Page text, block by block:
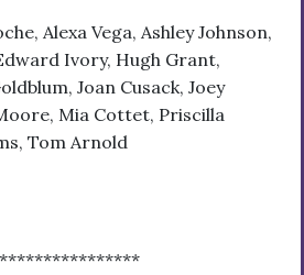
Alexa Vega, Ashley Johnson,
Ivory, Hugh Grant,
Joan Cusack, Joey
Mia Cottet, Priscilla
Tom Arnold